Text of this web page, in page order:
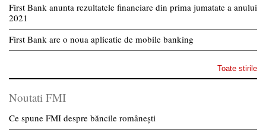
First Bank anunta rezultatele financiare din prima jumatate a anului
2021
First Bank are o noua aplicatie de mobile banking
Toate stirile
Noutati FMI
Ce spune FMI despre băncile românești